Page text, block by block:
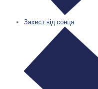
Захист від сонця